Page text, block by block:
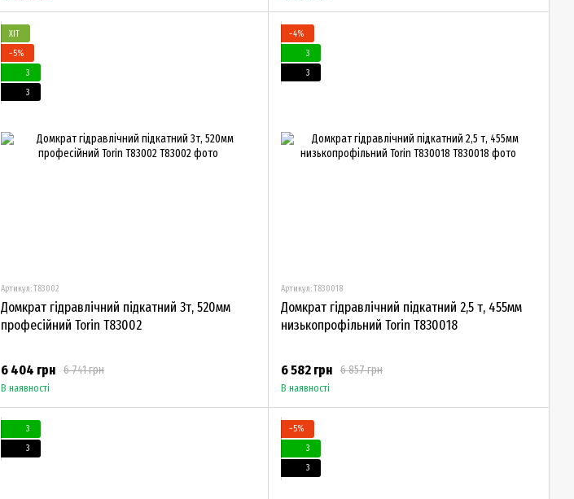
ХІТ
−5%
3
3
Артикул: T83002
Домкрат гідравлічний підкатний 3т, 520мм
професійний Torin T83002
6 741 грн
6 404 грн
В наявності
−4%
3
3
Артикул: T830018
Домкрат гідравлічний підкатний 2,5 т, 455мм
низькопрофільний Torin T830018
6 857 грн
6 582 грн
В наявності
3
3
−5%
3
3